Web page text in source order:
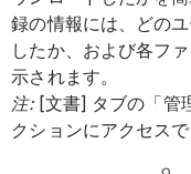
録の情報には、どの
したか、および各フ
示されます。
注:[文書] タブの「管
クションにアクセスで